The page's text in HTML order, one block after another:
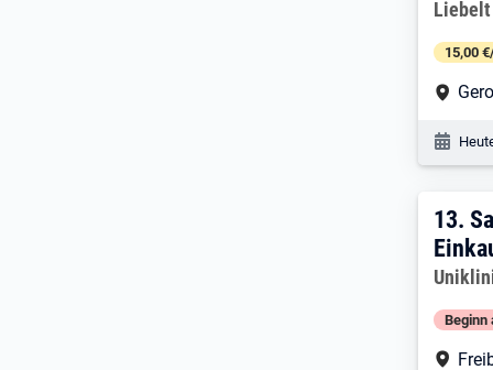
Liebelt
15,00
13.
13.
Beginn